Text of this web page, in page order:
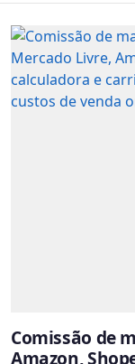
Comissão de
Amazon,